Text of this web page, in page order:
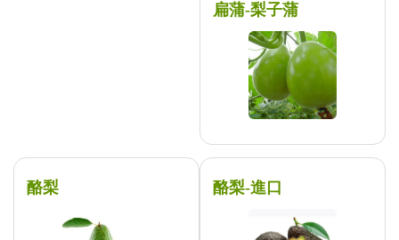
扁蒲-梨子蒲
酪梨 酪梨-進口